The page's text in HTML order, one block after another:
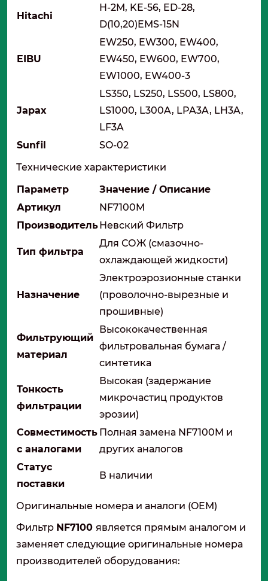
Hitachi
H-2M, KE-56, ED-28,
D(10,20)EMS-15N
EIBU
EW250, EW300, EW400,
EW450, EW600, EW700,
EW1000, EW400-3
Japax
LS350, LS250, LS500, LS800,
LS1000, L300A, LPA3A, LH3A,
LF3A
Sunfil
SO-02
Технические характеристики
Параметр
Значение / Описание
Артикул
NF7100M
Производитель Невский Фильтр
Тип фильтра
Для СОЖ (смазочно-
охлаждающей жидкости)
Назначение
Электроэрозионные станки
(проволочно-вырезные и
прошивные)
Фильтрующий
материал
Высококачественная
фильтровальная бумага /
синтетика
Тонкость
фильтрации
Высокая (задержание
микрочастиц продуктов
эрозии)
Совместимость
с аналогами
Полная замена NF7100M и
других аналогов
Статус
поставки
В наличии
Оригинальные номера и аналоги (OEM)
Фильтр NF7100 является прямым аналогом и
заменяет следующие оригинальные номера
производителей оборудования: